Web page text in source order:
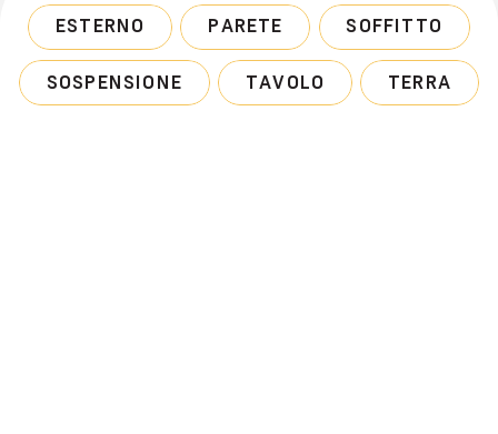
ESTERNO PARETE SOFFITTO
SOSPENSIONE TAVOLO TERRA